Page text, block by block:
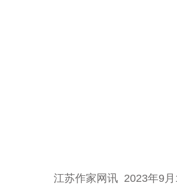
江苏作家网讯 2023年9月